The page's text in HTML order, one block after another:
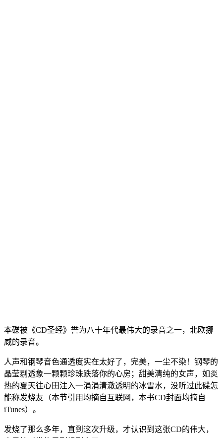
本碟被《CD圣经》誉为八十年代最伟大的录音之一，北欧挪
威的录音。
人声和钢琴音色通透度实在太好了，完美，一尘不染！钢琴的
晶莹剔透象一颗颗珍珠跌落你的心房；甜美清纯的女声，如炎
热的夏天往心田注入一涓涓清澈透明的冰雪水，没听过此碟怎
能称发烧友（本节引用均摘自互联网，本书CD封面均摘自
iTunes）。
发烧了那么多年，直到这次升级，才认识到这张CD的伟大，